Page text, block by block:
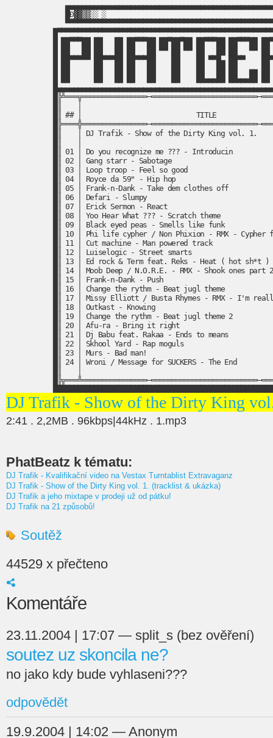
█Đ▓▓▒▒░░
█ ██▀▀▀██ ██   ██ ██▀▀▀██ ██▀██▀██ ██▀▀▀██ ██▀▀▀██
█ ██   ██ ██   ██ ██   ██ ▀▀ ██ ▀▀ ██   ██ ██   ▀▀
█ ██▀▀▀▀▀ ██▀▀▀██ ██▀▀▀██    ██    ██ ▀▀█▄ ██▀▀
█ ██      ██   ██ ██   ██    ██    ██   ██ ██   ▄▄
█ ██      ██   ██ ██   ██    ██    ██▄▄▄██ ██▄▄▄██
█║ ## │                            TITLE
█║    │ DJ Trafik - Show of the Dirty King vol.
█║ 01 │ Do you recognize me ??? - Introducin
█║ 02 │ Gang starr - Sabotage
█║ 03 │ Loop troop - Feel so good
█║ 04 │ Royce da 59" - Hip hop
█║ 05 │ Frank-n-Dank - Take dem clothes off
█║ 06 │ Defari - Slumpy
█║ 07 │ Erick Sermon - React
█║ 08 │ Yoo Hear What ??? - Scratch theme
█║ 09 │ Black eyed peas - Smells like funk
█║ 10 │ Phi life cypher / Non Phixion - RMX -
█║ 11 │ Cut machine - Man powered track
█║ 12 │ Luiselogic - Street smarts
█║ 13 │ Ed rock & Term feat. Reks - Heat ( hot
█║ 14 │ Moob Deep / N.O.R.E. - RMX - Shook
█║ 15 │ Frank-n-Dank - Push
█║ 16 │ Change the rythm - Beat jugl theme
█║ 17 │ Missy Elliott / Busta Rhymes - RMX -
█║ 18 │ Outkast - Knowing
█║ 19 │ Change the rythm - Beat jugl theme 2
█║ 20 │ Afu-ra - Bring it right
█║ 21 │ Dj Babu feat. Rakaa - Ends to means
█║ 22 │ Skhool Yard - Rap moguls
█║ 23 │ Murs - Bad man!
█║ 24 │ Wroni / Message for SUCKERS - The
DJ Trafik - Show of the Dirty King
2:41 . 2,2MB . 96kbps|44kHz . 1.mp3
PhatBeatz k tématu:
DJ Trafik - Kvalifikační video na Vestax Turntablist Extravaganz
DJ Trafik - Show of the Dirty King vol. 1. (tracklist & ukázka)
DJ Trafik a jeho mixtape v prodeji už od pátku!
DJ Trafik na 21 způsobů!
Soutěž
44529 x přečteno
Komentáře
23.11.2004 | 17:07 — split_s (bez ověření)
soutez uz skoncila ne?
no jako kdy bude vyhlaseni???
odpovědět
19.9.2004 | 14:02 — Anonym